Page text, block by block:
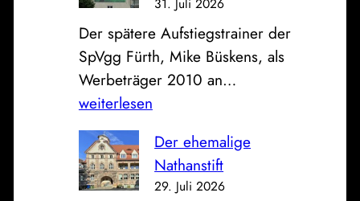
a
n
d
e
a
l
t
e
u
n
K
i
l
d
S
31. Juli 2026
Der spätere Aufstiegstrainer der
SpVgg Fürth, Mike Büskens, als
Werbeträger 2010 an…
F
weiterlesen
Der ehemalige
Nathanstift
29. Juli 2026